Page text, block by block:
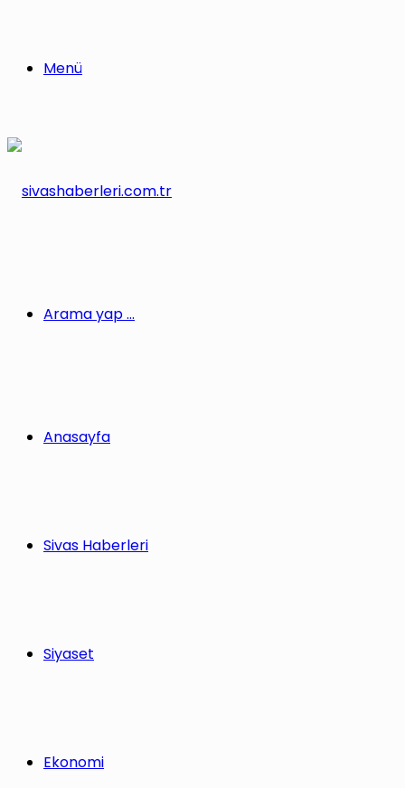
Menü
Arama yap ...
Anasayfa
Sivas Haberleri
Siyaset
Ekonomi